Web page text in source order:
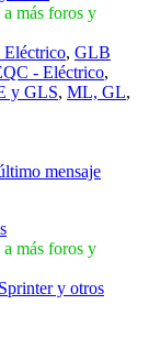
más foros y
, GLB
- Eléctrico,
y GLS, ML, GL,
mensaje
más foros y
y otros